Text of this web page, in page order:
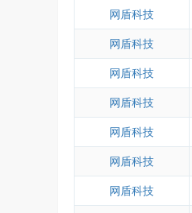
网盾科技
网盾科技
网盾科技
网盾科技
网盾科技
网盾科技
网盾科技